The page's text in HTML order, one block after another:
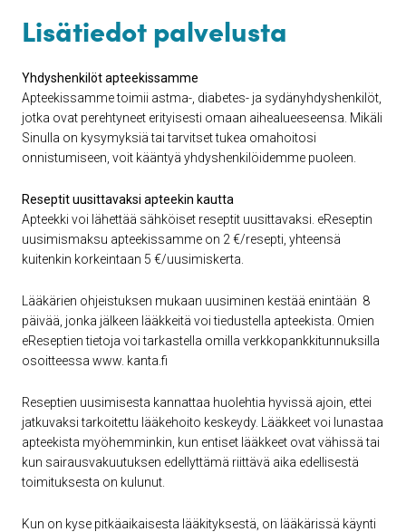
Lisätiedot palvelusta
Yhdyshenkilöt apteekissamme
Apteekissamme toimii astma-, diabetes- ja sydänyhdyshenkilöt,
jotka ovat perehtyneet erityisesti omaan aihealueeseensa. Mikäli
Sinulla on kysymyksiä tai tarvitset tukea omahoitosi
onnistumiseen, voit kääntyä yhdyshenkilöidemme puoleen.
Reseptit uusittavaksi apteekin kautta
Apteekki voi lähettää sähköiset reseptit uusittavaksi. eReseptin
uusimismaksu apteekissamme on 2 €/resepti, yhteensä
kuitenkin korkeintaan 5 €/uusimiskerta.
Lääkärien ohjeistuksen mukaan uusiminen kestää enintään 8
päivää, jonka jälkeen lääkkeitä voi tiedustella apteekista. Omien
eReseptien tietoja voi tarkastella omilla verkkopankkitunnuksilla
osoitteessa www. kanta.fi
Reseptien uusimisesta kannattaa huolehtia hyvissä ajoin, ettei
jatkuvaksi tarkoitettu lääkehoito keskeydy. Lääkkeet voi lunastaa
apteekista myöhemminkin, kun entiset lääkkeet ovat vähissä tai
kun sairausvakuutuksen edellyttämä riittävä aika edellisestä
toimituksesta on kulunut.
Kun on kyse pitkäaikaisesta lääkityksestä, on lääkärissä käynti